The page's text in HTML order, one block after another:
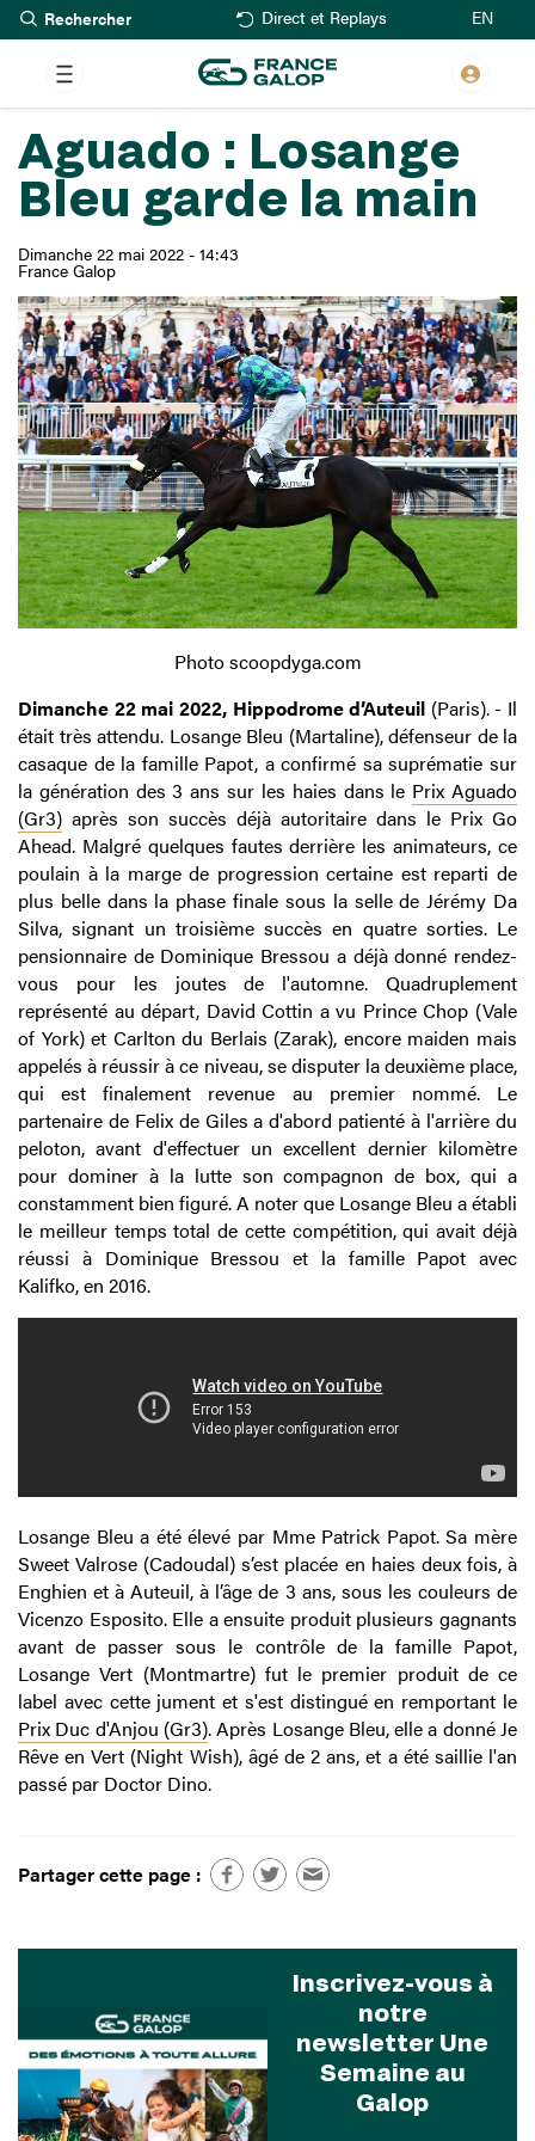
Aller
au
contenu
principal
Rechercher Direct et Replays EN
Aguado : Losange
Bleu garde la main
Dimanche 22 mai 2022 - 14:43
France Galop
Photo scoopdyga.com
Dimanche 22 mai 2022, Hippodrome d’Auteuil (Paris). - Il
était très attendu. Losange Bleu (Martaline), défenseur de la
casaque de la famille Papot, a confirmé sa suprématie sur
la génération des 3 ans sur les haies dans le Prix Aguado
(Gr3) après son succès déjà autoritaire dans le Prix Go
Ahead. Malgré quelques fautes derrière les animateurs, ce
poulain à la marge de progression certaine est reparti de
plus belle dans la phase finale sous la selle de Jérémy Da
Silva, signant un troisième succès en quatre sorties. Le
pensionnaire de Dominique Bressou a déjà donné rendez-
vous pour les joutes de l'automne. Quadruplement
représenté au départ, David Cottin a vu Prince Chop (Vale
of York) et Carlton du Berlais (Zarak), encore maiden mais
appelés à réussir à ce niveau, se disputer la deuxième place,
qui est finalement revenue au premier nommé. Le
partenaire de Felix de Giles a d'abord patienté à l'arrière du
peloton, avant d'effectuer un excellent dernier kilomètre
pour dominer à la lutte son compagnon de box, qui a
constamment bien figuré. A noter que Losange Bleu a établi
le meilleur temps total de cette compétition, qui avait déjà
réussi à Dominique Bressou et la famille Papot avec
Kalifko, en 2016.
Losange Bleu a été élevé par Mme Patrick Papot. Sa mère
Sweet Valrose (Cadoudal) s’est placée en haies deux fois, à
Enghien et à Auteuil, à l’âge de 3 ans, sous les couleurs de
Vicenzo Esposito. Elle a ensuite produit plusieurs gagnants
avant de passer sous le contrôle de la famille Papot,
Losange Vert (Montmartre) fut le premier produit de ce
label avec cette jument et s'est distingué en remportant le
Prix Duc d'Anjou (Gr3). Après Losange Bleu, elle a donné Je
Rêve en Vert (Night Wish), âgé de 2 ans, et a été saillie l'an
passé par Doctor Dino.
Partager cette page :
Inscrivez-vous à
notre
newsletter Une
Semaine au
Galop